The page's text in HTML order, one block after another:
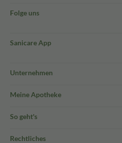
Folge uns
Sanicare App
Unternehmen
Meine Apotheke
So geht's
Rechtliches